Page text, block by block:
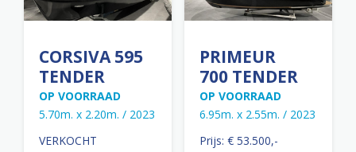
CORSIVA 595
TENDER
OP VOORRAAD
5.70m. x 2.20m. / 2023
VERKOCHT
PRIMEUR
700 TENDER
OP VOORRAAD
6.95m. x 2.55m. / 2023
Prijs: € 53.500,-